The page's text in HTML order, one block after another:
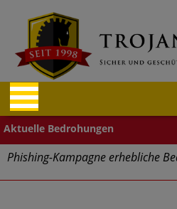
Phishing-Kampagne erhebliche
Welle an Social-Engineering-